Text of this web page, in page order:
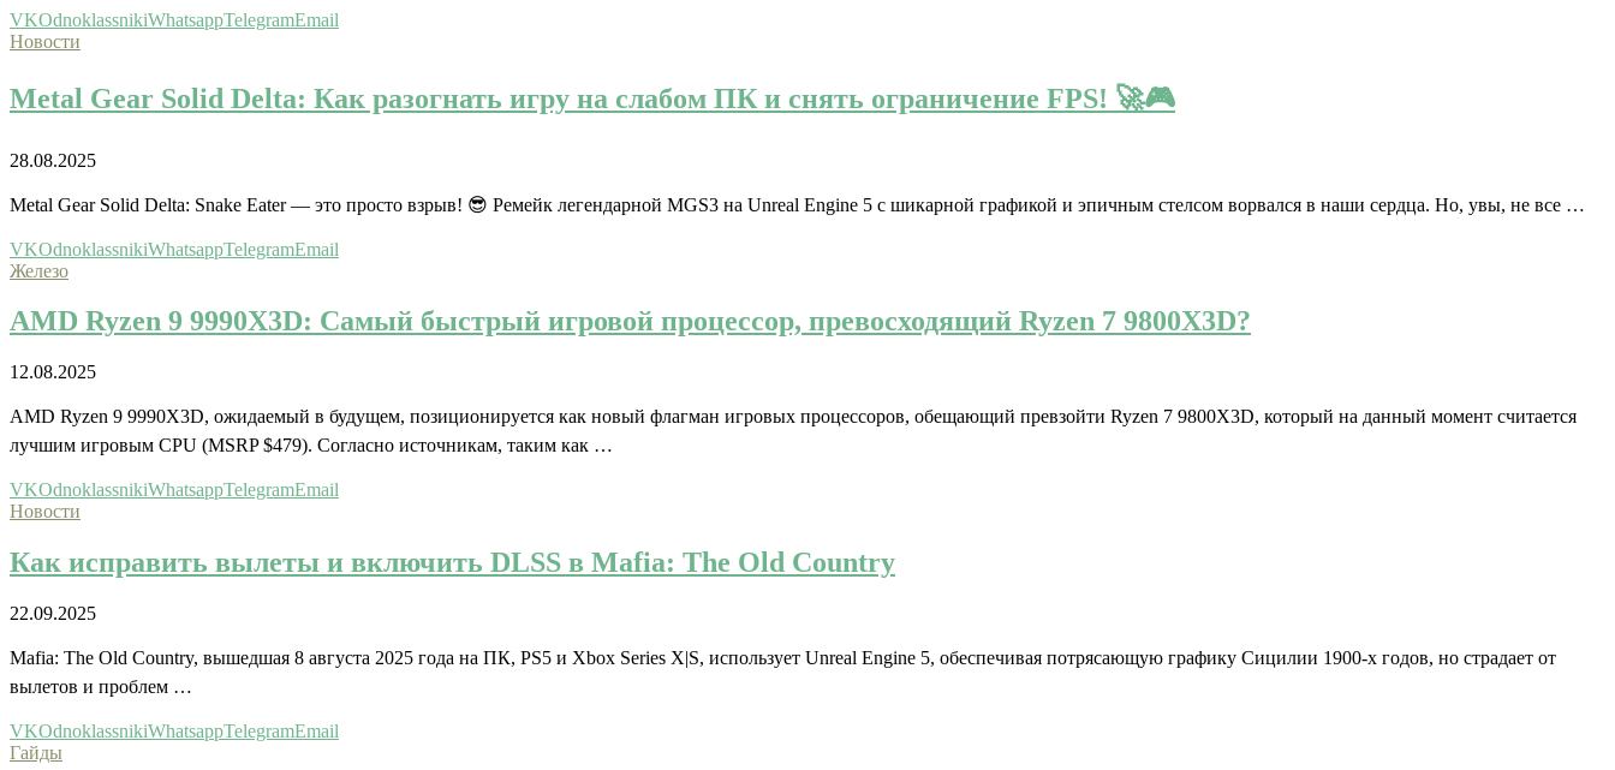
VKOdnoklassnikiWhatsappTelegramEmail
Новости
Metal Gear Solid Delta: Как разогнать игру на слабом ПК и снять ограничение FPS! 🚀🎮
28.08.2025
Metal Gear Solid Delta: Snake Eater — это просто взрыв! 😎 Ремейк легендарной MGS3 на Unreal Engine 5 с шикарной графикой и эпичным стелсом ворвался в наши сердца. Но, увы, не все …
VKOdnoklassnikiWhatsappTelegramEmail
Железо
AMD Ryzen 9 9990X3D: Самый быстрый игровой процессор, превосходящий Ryzen 7 9800X3D?
12.08.2025
AMD Ryzen 9 9990X3D, ожидаемый в будущем, позиционируется как новый флагман игровых процессоров, обещающий превзойти Ryzen 7 9800X3D, который на данный момент считается
лучшим игровым CPU (MSRP $479). Согласно источникам, таким как …
VKOdnoklassnikiWhatsappTelegramEmail
Новости
Как исправить вылеты и включить DLSS в Mafia: The Old Country
22.09.2025
Mafia: The Old Country, вышедшая 8 августа 2025 года на ПК, PS5 и Xbox Series X|S, использует Unreal Engine 5, обеспечивая потрясающую графику Сицилии 1900-х годов, но страдает от
вылетов и проблем …
VKOdnoklassnikiWhatsappTelegramEmail
Гайды